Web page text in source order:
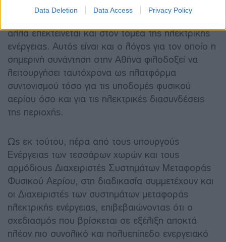
Data Deletion Data Access Privacy Policy
πλέον σε περιφερειακό και ευρωπαϊκό επίπεδο
αλλά επεκτείνεται και στον τομέα της ηλεκτρικής
ενέργειας. Αυτός είναι και ο λόγος για τον οποίο η
σημερινή συνάντηση στην Αθήνα φιλοδοξεί να
λειτουργήσει ταυτόχρονα ως πλατφόρμα
συντονισμού τόσο για τις υποδομές φυσικού
αερίου όσο και για τις ηλεκτρικές διασυνδέσεις
της περιοχής.
Ως εκ τούτου, πέρα από τους υπουργούς
Ενέργειας των τεσσάρων χωρών και τους
αρμόδιους Διαχειριστές Συστημάτων Μεταφοράς
Φυσικού Αερίου, στη διαδικασία συμμετέχουν και
οι Διαχειριστές των συστημάτων μεταφοράς
ηλεκτρικής ενέργειας, επιβεβαιώνοντας ότι ο
σχεδιασμός που βρίσκεται σε εξέλιξη αποκτά
πλέον πιο συνολικό και πολυεπίπεδο ενεργειακό